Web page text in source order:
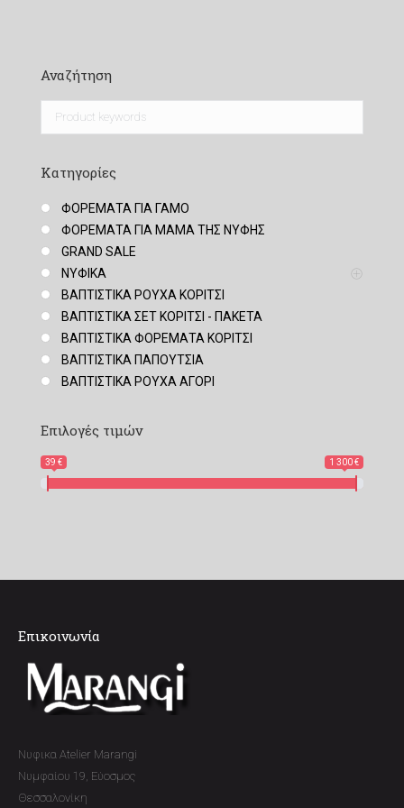
Αναζήτηση
Κατηγορίες
ΦΟΡΕΜΑΤΑ ΓΙΑ ΓΑΜΟ
ΦΟΡΕΜΑΤΑ ΓΙΑ ΜΑΜΑ ΤΗΣ ΝΥΦΗΣ
GRAND SALE
ΝΥΦΙΚΑ
ΒΑΠΤΙΣΤΙΚΑ ΡΟΥΧΑ ΚΟΡΙΤΣΙ
ΒΑΠΤΙΣΤΙΚΑ ΣΕΤ ΚΟΡΙΤΣΙ - ΠΑΚΕΤΑ
ΒΑΠΤΙΣΤΙΚΑ ΦΟΡΕΜΑΤΑ ΚΟΡΙΤΣΙ
ΒΑΠΤΙΣΤΙΚΑ ΠΑΠΟΥΤΣΙΑ
ΒΑΠΤΙΣΤΙΚΑ ΡΟΥΧΑ ΑΓΟΡΙ
Επιλογές τιμών
39 € 1 300 €
Επικοινωνία
Νυφικα Atelier Marangi
Νυμφαίου 19, Εύοσμος
Θεσσαλονίκη